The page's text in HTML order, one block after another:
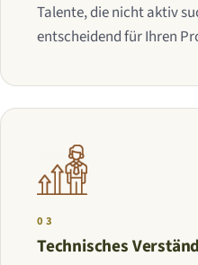
Talente, die nicht aktiv
entscheidend für Ihren
03
Technisches